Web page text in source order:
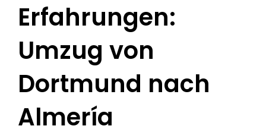
Erfahrungen:
Umzug von
Dortmund nach
Almería